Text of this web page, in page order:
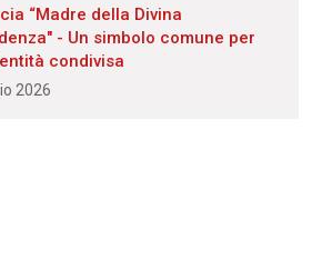
“Madre della Divina
- Un simbolo comune per
condivisa
2026